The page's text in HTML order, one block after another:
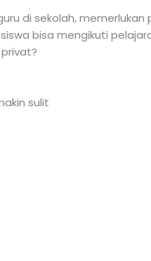
di sekolah,
bisa mengikuti
sulit